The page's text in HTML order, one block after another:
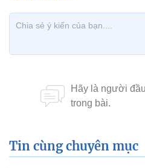
Tin cùng chuyên mục